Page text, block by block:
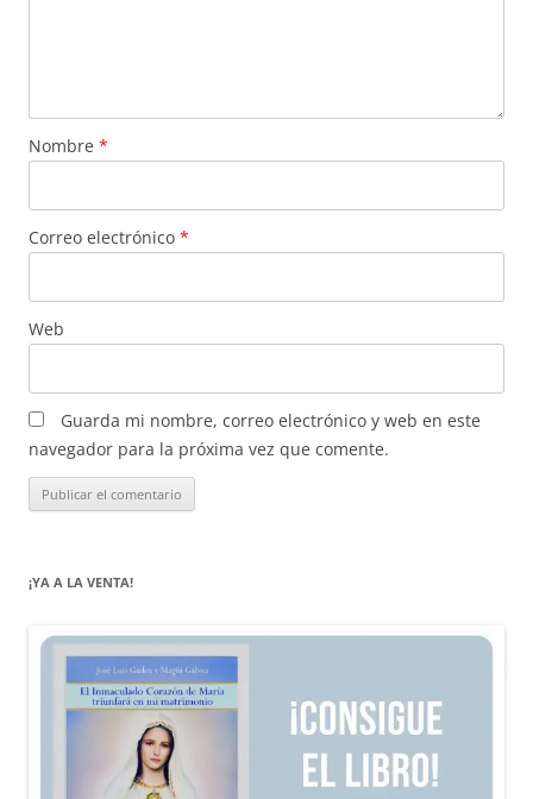
Nombre *
Correo electrónico *
Web
Guarda mi nombre, correo electrónico y web en este
navegador para la próxima vez que comente.
¡YA A LA VENTA!